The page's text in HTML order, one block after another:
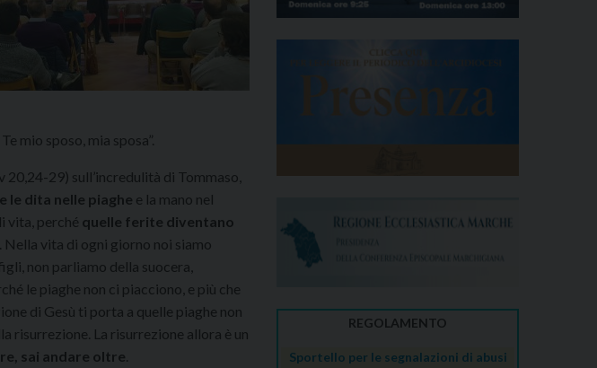
mio sposo, mia sposa”.
29) sull’incredulità di Tommaso,
le dita nelle piaghe e la mano nel
vita, perché quelle ferite diventano
Nella vita di ogni giorno noi siamo
non parliamo della suocera,
le piaghe non ci piacciono, e più che
di Gesù ti porta a quelle piaghe non
risurrezione. La risurrezione allora è un
sai andare oltre
REGOLAMENTO
Sportello per le segnalazioni di abusi